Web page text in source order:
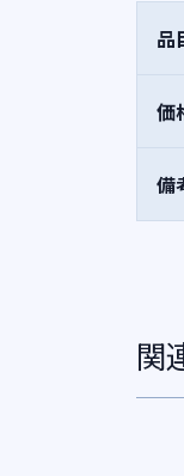
品
価
備
関